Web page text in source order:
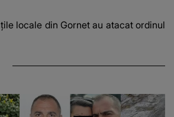
locale din Gornet au atacat ordinul